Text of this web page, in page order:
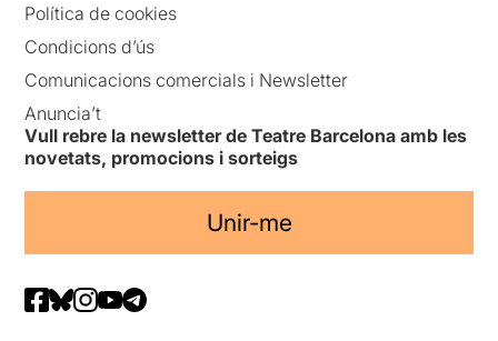
Política de cookies
Condicions d’ús
Comunicacions comercials i Newsletter
Anuncia’t
Vull rebre la newsletter de Teatre Barcelona amb les
novetats, promocions i sorteigs
Unir-me